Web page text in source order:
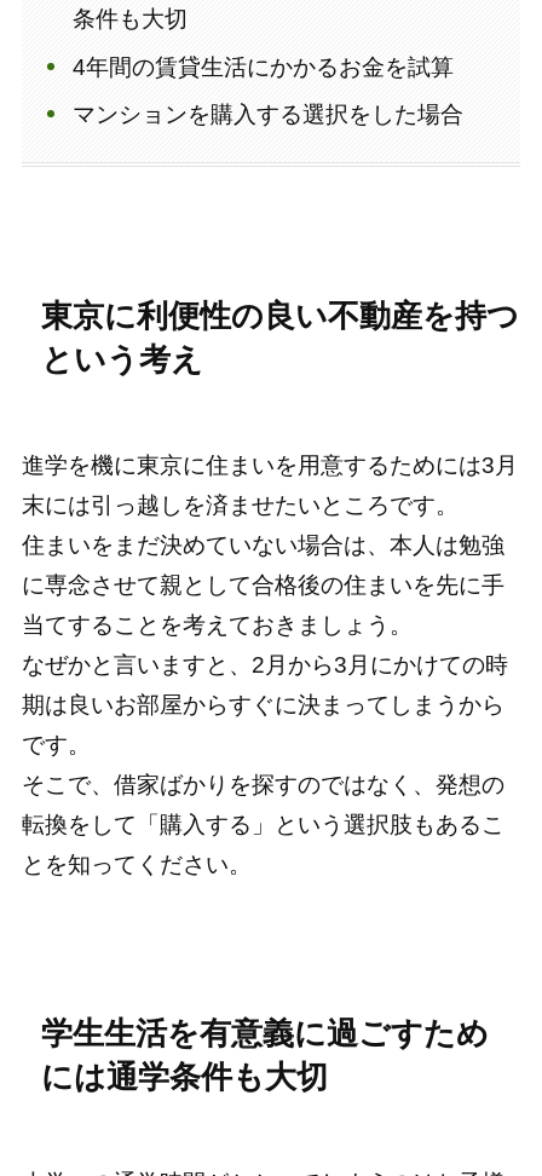
条件も大切
4年間の賃貸生活にかかるお金を試算
マンションを購入する選択をした場合
東京に利便性の良い不動産を持つ
という考え
進学を機に東京に住まいを用意するためには3月
末には引っ越しを済ませたいところです。
住まいをまだ決めていない場合は、本人は勉強
に専念させて親として合格後の住まいを先に手
当てすることを考えておきましょう。
なぜかと言いますと、2月から3月にかけての時
期は良いお部屋からすぐに決まってしまうから
です。
そこで、借家ばかりを探すのではなく、発想の
転換をして「購入する」という選択肢もあるこ
とを知ってください。
学生生活を有意義に過ごすため
には通学条件も大切